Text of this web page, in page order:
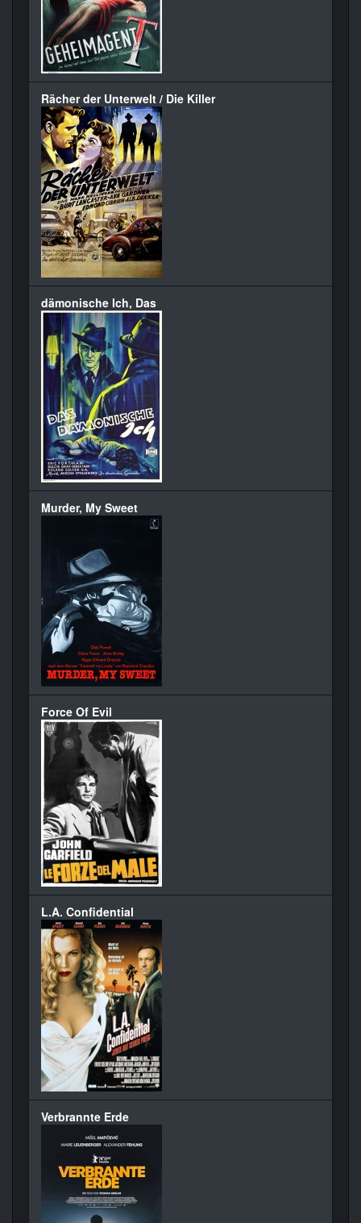
Rächer der Unterwelt / Die Killer
dämonische Ich, Das
Murder, My Sweet
Force Of Evil
L.A. Confidential
Verbrannte Erde